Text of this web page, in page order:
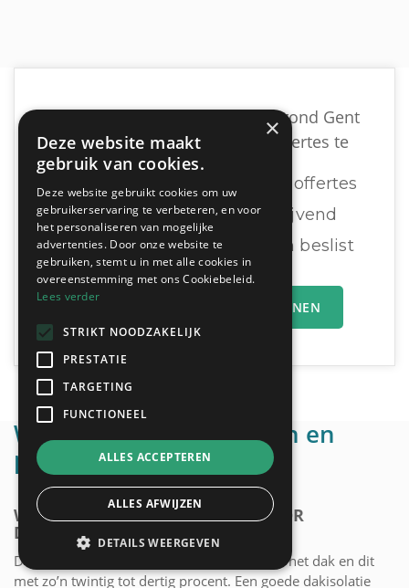
Vind een geschikte dakwerker rond Gent
door vrijblijvend meerdere offertes te
vergelijken:
Ontvang tot 3 offertes
Gratis & Vrijblijvend
U vergelijkt en beslist
MIJN OFFERTEAANVRAAG INDIENEN
Wettelijke verplichtingen en
premies
WETTELIJKE VERPLICHTINGEN VOOR
DAKISOLATIE
De meeste warmte van je huis ontsnapt via het dak en dit
met zo’n twintig tot dertig procent. Een goede dakisolatie
×
Deze website maakt
gebruik van cookies.
Deze website gebruikt cookies om uw
gebruikerservaring te verbeteren, en voor
het personaliseren van mogelijke
advertenties. Door onze website te
gebruiken, stemt u in met alle cookies in
overeenstemming met ons Cookiebeleid.
Lees verder
STRIKT NOODZAKELIJK
PRESTATIE
TARGETING
FUNCTIONEEL
ALLES ACCEPTEREN
ALLES AFWIJZEN
DETAILS WEERGEVEN